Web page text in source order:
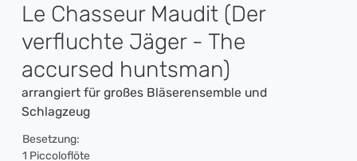
Le Chasseur Maudit (Der
verfluchte Jäger - The
accursed huntsman)
arrangiert für großes Bläserensemble und
Schlagzeug
Besetzung:
1 Piccoloflöte